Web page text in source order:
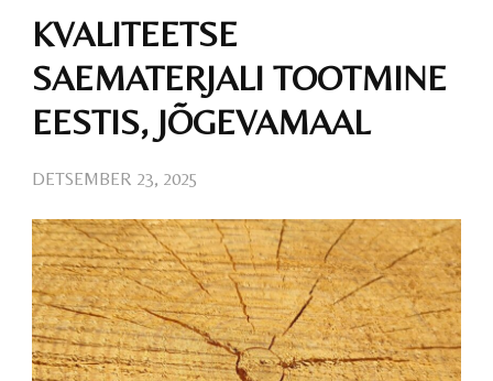
KVALITEETSE
SAEMATERJALI TOOTMINE
EESTIS, JÕGEVAMAAL
DETSEMBER 23, 2025